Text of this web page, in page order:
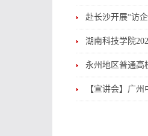
赴长沙开展“访
湖南科技学院
永州地区普通高
【宣讲会】广